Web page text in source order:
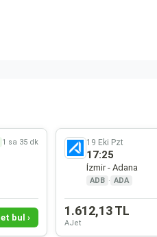
1 sa 35 dk
bul ›
19 Eki Pzt
17:25
İzmir - Adana
ADB · ADA
1.612,13 TL
AJet